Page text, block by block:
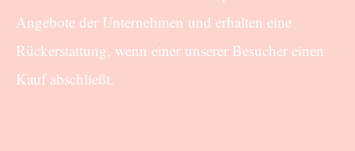
Angebote der Unternehmen und erhalten eine
Rückerstattung, wenn einer unserer Besucher einen
Kauf abschließt.